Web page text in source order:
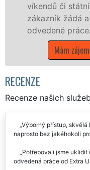
svátků. Uklidíme
to se zárukou kvalitně
o úklid ve Třech Sekerách
RECENZE
Recenze našich
Výborný přístup, skvělá
naprosto bez jakéhokoli
Potřebovali jsme
odvedená práce od Extra